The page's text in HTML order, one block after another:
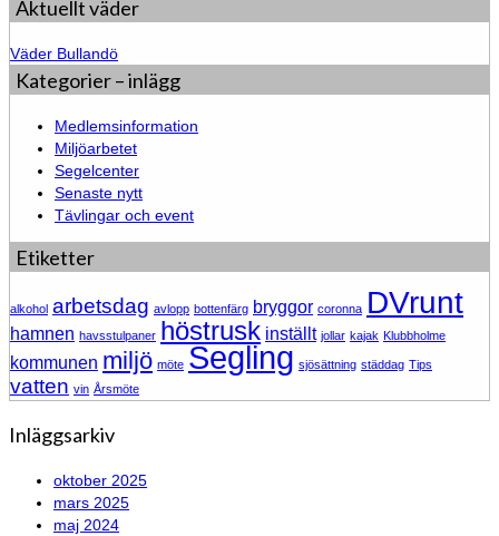
Aktuellt väder
Väder Bullandö
Kategorier – inlägg
Medlemsinformation
Miljöarbetet
Segelcenter
Senaste nytt
Tävlingar och event
Etiketter
alkohol arbetsdag avlopp bottenfärg bryggor coronna DVrunt
hamnen havsstulpaner höstrusk inställt jollar kajak Klubbholme
kommunen miljö möte Segling sjösättning städdag Tips
vatten vin Årsmöte
Inläggsarkiv
oktober 2025
mars 2025
maj 2024